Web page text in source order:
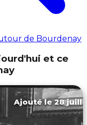
de Bourdenay
et ce
Ajouté le 28